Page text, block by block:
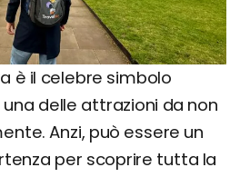
è il celebre simbolo
delle attrazioni da non
Anzi, può essere un
per scoprire tutta la